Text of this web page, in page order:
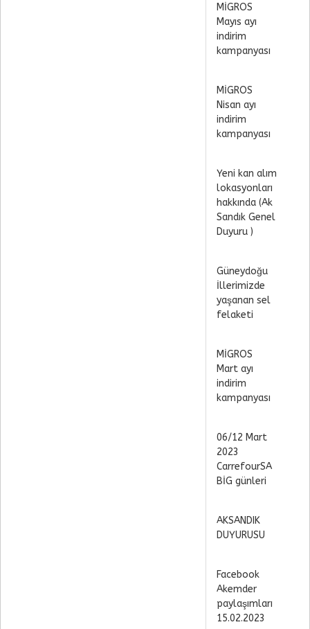
MİGROS
Mayıs ayı
indirim
kampanyası
MİGROS
Nisan ayı
indirim
kampanyası
Yeni kan alım
lokasyonları
hakkında (Ak
Sandık Genel
Duyuru )
Güneydoğu
İllerimizde
yaşanan sel
felaketi
MİGROS
Mart ayı
indirim
kampanyası
06/12 Mart
2023
CarrefourSA
BİG günleri
AKSANDIK
DUYURUSU
Facebook
Akemder
paylaşımları
15.02.2023